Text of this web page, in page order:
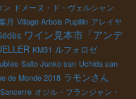
ン ドメーヌ・ド・ヴェルシャン
月 Village Arbois Pupillin アレイヤ
ワイン見本市「アンデ
KM31 ルフォロゼ
Saito Junko san Uchida san
de Monde 2018 ラモンさん
オジル・フランジャン・